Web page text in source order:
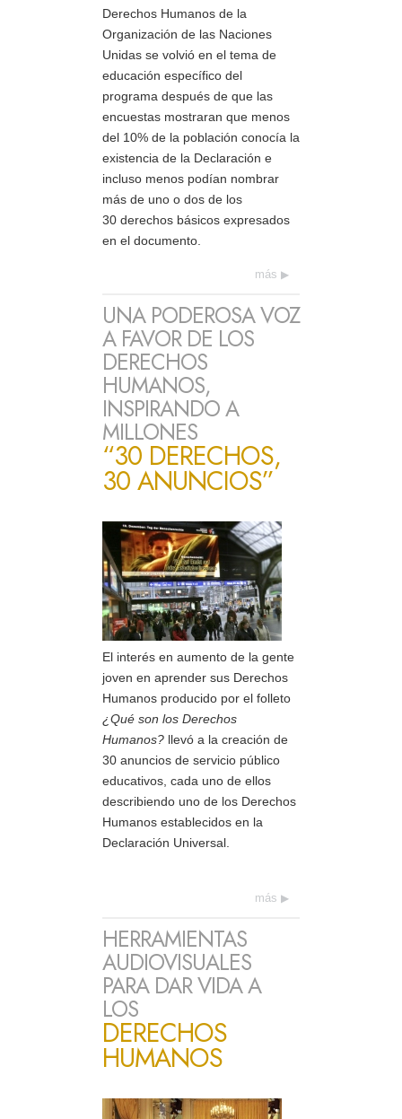
Derechos Humanos de la
Organización de las Naciones
Unidas se volvió en el tema de
educación específico del
programa después de que las
encuestas mostraran que menos
del 10% de la población conocía la
existencia de la Declaración e
incluso menos podían nombrar
más de uno o dos de los
30 derechos básicos expresados
en el documento.
más
UNA PODEROSA VOZ
A FAVOR DE LOS
DERECHOS
HUMANOS,
INSPIRANDO A
MILLONES
“30 DERECHOS,
30 ANUNCIOS”
El interés en aumento de la gente
joven en aprender sus Derechos
Humanos producido por el folleto
¿Qué son los Derechos
Humanos? llevó a la creación de
30 anuncios de servicio público
educativos, cada uno de ellos
describiendo uno de los Derechos
Humanos establecidos en la
Declaración Universal.
más
HERRAMIENTAS
AUDIOVISUALES
PARA DAR VIDA A
LOS
DERECHOS
HUMANOS